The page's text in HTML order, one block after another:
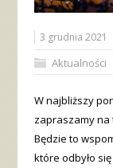
3 grudnia 2021
Aktualności
W najbliższy
zapraszamy na
Będzie to
które odbyło